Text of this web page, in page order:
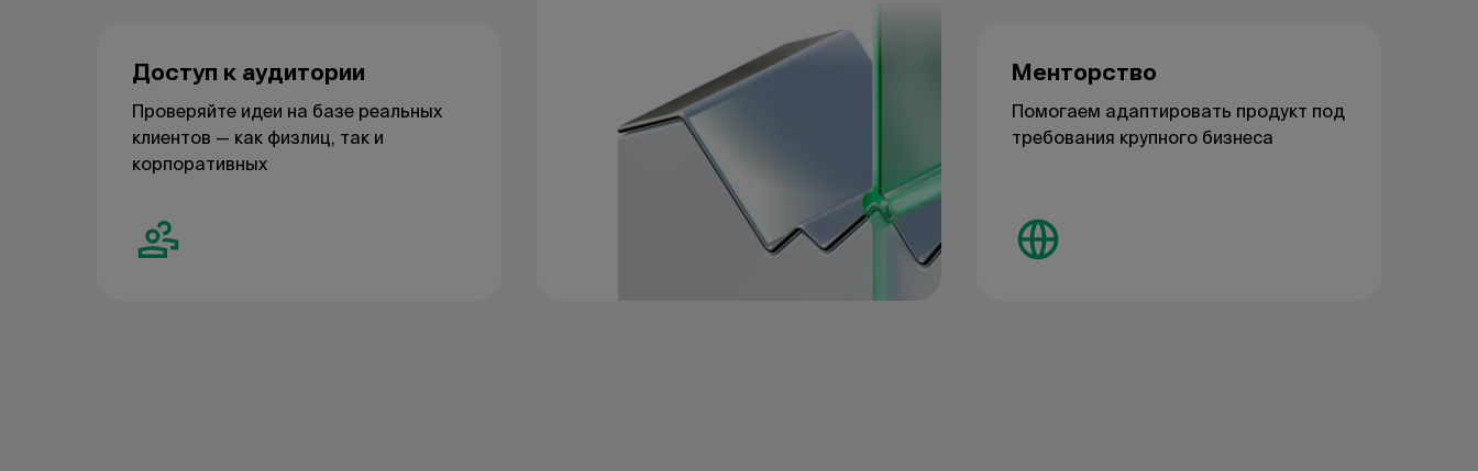
Доступ к аудитории
Проверяйте идеи на базе реальных
клиентов — как физлиц, так и
корпоративных
Менторство
Помогаем адаптировать продукт под
требования крупного бизнеса